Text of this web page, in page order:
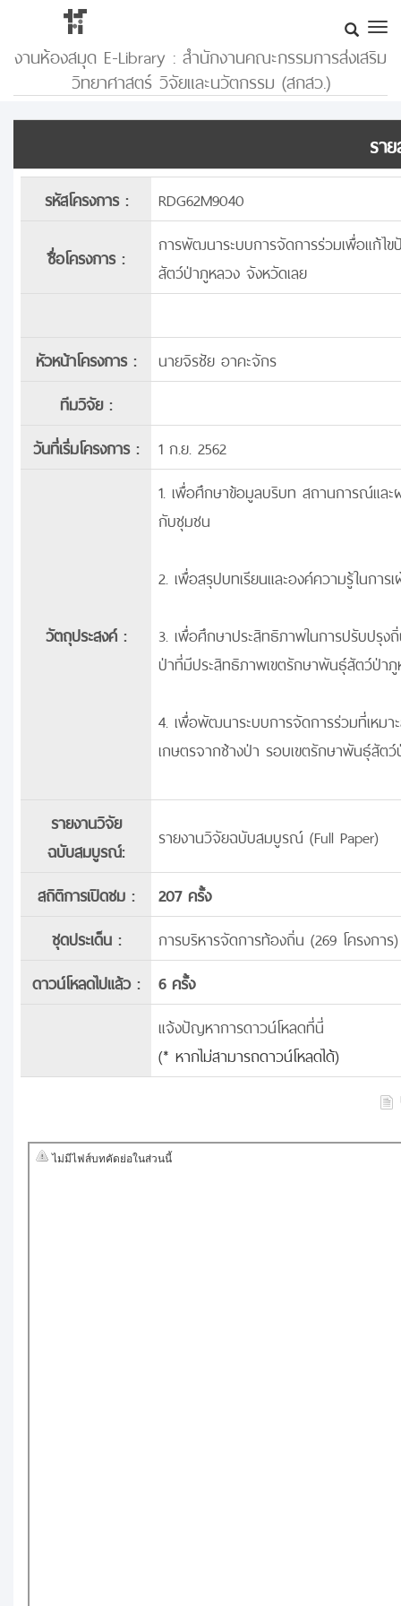
งานห้องสมุด E-Library : สำนักงานคณะกรรมการส่งเสริม
วิทยาศาสตร์ วิจัยและนวัตกรรม (สกสว.)
รา
รหัสโครงการ : RDG62M9040
ชื่อโครงการ :
การพัฒนาระบบการจัดการร่วมเพื่อแก้
สัตว์ป่าภูหลวง จังหวัดเลย
หัวหน้าโครงการ :
นายจิรชัย อาคะจักร
ทีมวิจัย :
วันที่เริ่มโครงการ :
1 ก.ย. 2562
วัตถุประสงค์ :
1. เพื่อศึกษาข้อมูลบริบท สถานการณ์แล
กับชุมชน
2. เพื่อสรุปบทเรียนและองค์ความรู้ในกา
3. เพื่อศึกษาประสิทธิภาพในการปรับปรุ
ป่าที่มีประสิทธิภาพเขตรักษาพันธุ์สัตว์ป่า
4. เพื่อพัฒนาระบบการจัดการร่วมที่เหม
เกษตรจากช้างป่า รอบเขตรักษาพันธุ์สัต
รายงานวิจัย
ฉบับสมบูรณ์:
รายงานวิจัยฉบับสมบูรณ์ (Full Paper)
สถิติการเปิดชม :
207 ครั้ง
ชุดประเด็น :
การบริหารจัดการท้องถิ่น (269 โครงการ)
ดาวน์โหลดไปแล้ว :
6 ครั้ง
แจ้งปัญหาการดาวน์โหลดที่นี่
(* หากไม่สามารถดาวน์โหลดได้)